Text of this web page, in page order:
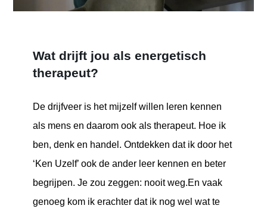
Wat drijft jou als energetisch
therapeut?
De drijfveer is het mijzelf willen leren kennen
als mens en daarom ook als therapeut. Hoe ik
ben, denk en handel. Ontdekken dat ik door het
‘Ken Uzelf’ ook de ander leer kennen en beter
begrijpen. Je zou zeggen: nooit weg.En vaak
genoeg kom ik erachter dat ik nog wel wat te